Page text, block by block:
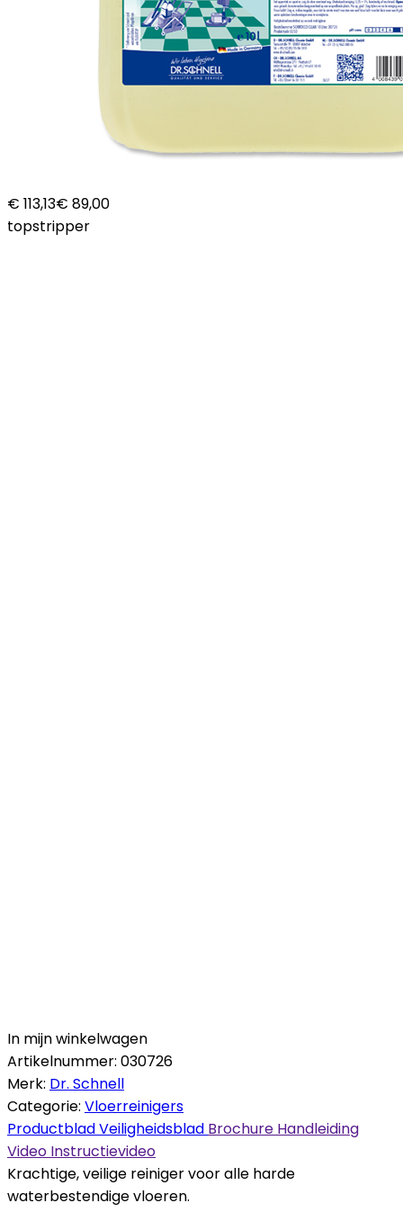
€ 113,13€ 89,00
topstripper
In mijn winkelwagen
Artikelnummer: 030726
Merk: Dr. Schnell
Categorie: Vloerreinigers
ProductbladVeiligheidsblad Brochure Handleiding
Video Instructievideo
Krachtige, veilige reiniger voor alle harde
waterbestendige vloeren.